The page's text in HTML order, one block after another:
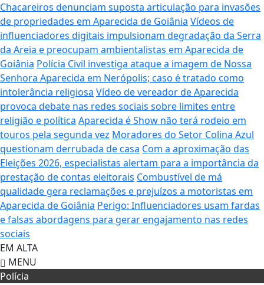
Chacareiros denunciam suposta articulação para invasões
de propriedades em Aparecida de Goiânia Vídeos de
influenciadores digitais impulsionam degradação da Serra
da Areia e preocupam ambientalistas em Aparecida de
Goiânia Polícia Civil investiga ataque a imagem de Nossa
Senhora Aparecida em Nerópolis; caso é tratado como
intolerância religiosa Vídeo de vereador de Aparecida
provoca debate nas redes sociais sobre limites entre
religião e política Aparecida é Show não terá rodeio em
touros pela segunda vez Moradores do Setor Colina Azul
questionam derrubada de casa Com a aproximação das
Eleições 2026, especialistas alertam para a importância da
prestação de contas eleitorais Combustível de má
qualidade gera reclamações e prejuízos a motoristas em
Aparecida de Goiânia Perigo: Influenciadores usam fardas
e falsas abordagens para gerar engajamento nas redes
sociais
EM ALTA
MENU
Polícia